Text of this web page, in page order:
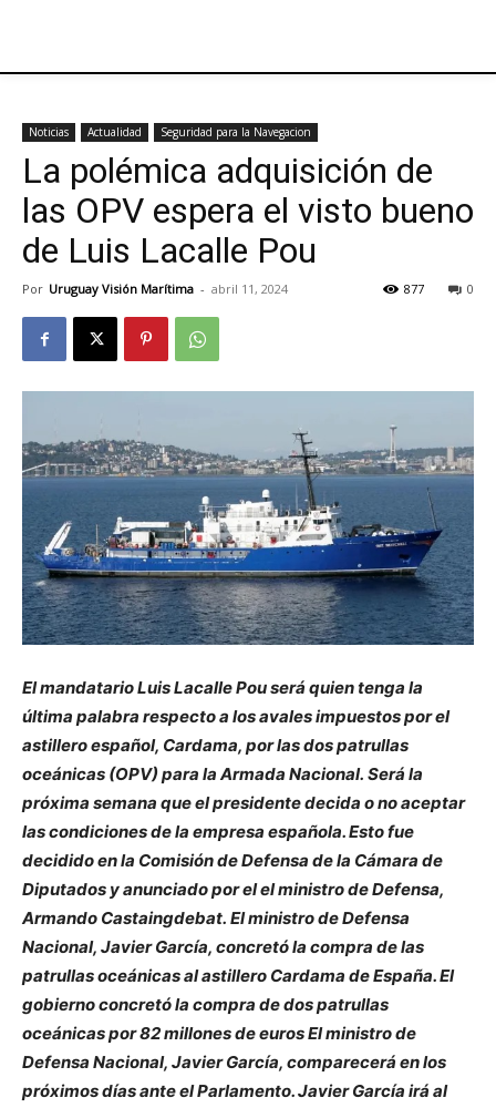
Noticias Actualidad Seguridad para la Navegacion
La polémica adquisición de
las OPV espera el visto bueno
de Luis Lacalle Pou
Por Uruguay Visión Marítima - abril 11, 2024 0
877
El mandatario Luis Lacalle Pou será quien tenga la
última palabra respecto a los avales impuestos por el
astillero español, Cardama, por las dos patrullas
oceánicas (OPV) para la Armada Nacional. Será la
próxima semana que el presidente decida o no aceptar
las condiciones de la empresa española. Esto fue
decidido en la Comisión de Defensa de la Cámara de
Diputados y anunciado por el el ministro de Defensa,
Armando Castaingdebat. El ministro de Defensa
Nacional, Javier García, concretó la compra de las
patrullas oceánicas al astillero Cardama de España. El
gobierno concretó la compra de dos patrullas
oceánicas por 82 millones de euros El ministro de
Defensa Nacional, Javier García, comparecerá en los
próximos días ante el Parlamento. Javier García irá al